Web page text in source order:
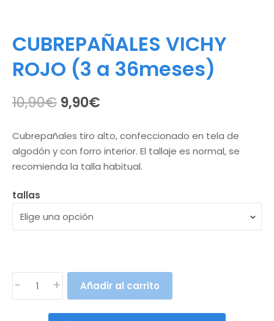
CUBREPAÑALES VICHY
ROJO (3 a 36meses)
10,90€ El
original
era:
9,90€
actual
es:
Cubrepañales tiro alto, confeccionado en tela de
algodón y con forro interior. El tallaje es normal, se
recomienda la talla habitual.
tallas
CUBREPAÑALES
- + Añadir al carrito